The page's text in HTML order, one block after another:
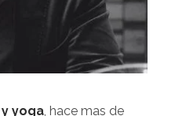
yoga, hace mas de